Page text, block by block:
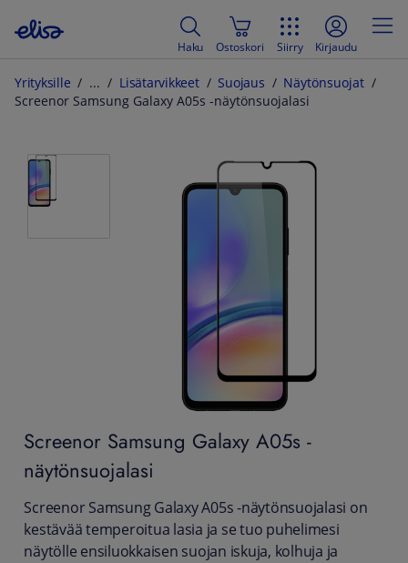
Haku Ostoskori Siirry Kirjaudu
Yrityksille Lisätarvikkeet Suojaus
Näytönsuojat
Screenor Samsung Galaxy A05s -näytönsuojalasi
Screenor Samsung Galaxy A05s -
näytönsuojalasi
Screenor Samsung Galaxy A05s -näytönsuojalasi on
kestävää temperoitua lasia ja se tuo puhelimesi
näytölle ensiluokkaisen suojan iskuja, kolhuja ja